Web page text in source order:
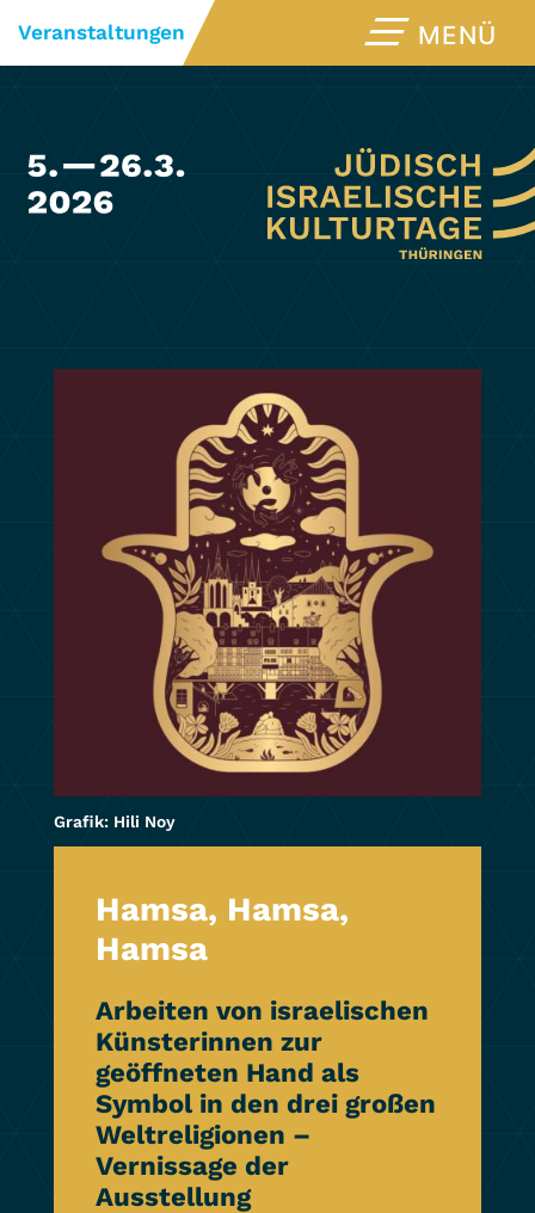
Veranstaltungen MENÜ
Grafik: Hili Noy
Hamsa, Hamsa,
Hamsa
Arbeiten von israelischen
Künsterinnen zur
geöffneten Hand als
Symbol in den drei großen
Weltreligionen –
Vernissage der
Ausstellung